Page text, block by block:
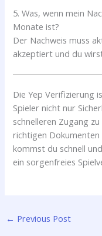
5. Was, wenn mein
Monate ist?
Der Nachweis muss
akzeptiert und du
Die Yep Verifizierung
Spieler nicht nur
schnelleren Zugang
richtigen
kommst du schnell
ein sorgenfreies
← Previous Post